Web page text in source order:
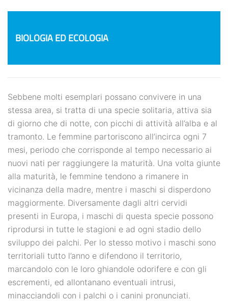
BIOLOGIA ED ECOLOGIA
Sebbene molti esemplari possano convivere in una
stessa area, si tratta di una specie solitaria, attiva sia
di giorno che di notte, con picchi di attività all’alba e al
tramonto. Le femmine partoriscono all’incirca ogni 7
mesi, periodo che corrisponde al tempo necessario ai
nuovi nati per raggiungere la maturità. Una volta giunte
alla maturità, le femmine tendono a rimanere in
vicinanza della madre, mentre i maschi si disperdono
maggiormente. Diversamente dagli altri cervidi
presenti in Europa, i maschi di questa specie possono
riprodursi in tutte le stagioni e ad ogni stadio dello
sviluppo dei palchi. Per lo stesso motivo i maschi sono
territoriali tutto l’anno e difendono il territorio,
marcandolo con le loro ghiandole odorifere e con gli
escrementi, ed allontanano eventuali intrusi,
minacciandoli con i palchi o i canini pronunciati.